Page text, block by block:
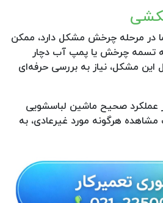
در مرحله چرخش مشکل دارد، ممکن
تسمه چرخش یا پمپ آب دچار
مشکل، نیاز به بررسی حرفه‌ای
عملکرد صحیح ماشین لباسشویی
هرگونه مورد غیرعادی، به